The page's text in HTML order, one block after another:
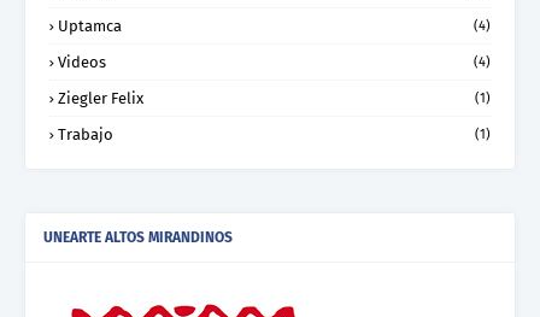
Uptamca (4)
Videos (4)
Ziegler Felix (1)
Trabajo (1)
UNEARTE ALTOS MIRANDINOS